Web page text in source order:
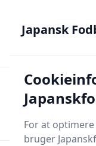
japanske talenter
Søg nu
Japansk
For at
bruger